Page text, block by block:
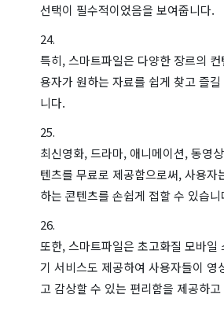
선택이 필수적이었음을 보여줍니다.
특히, 스마트파일은 다양한 장르의
용자가 원하는 자료를 쉽게 찾고 즐
니다.
최신영화, 드라마, 애니메이션, 동영
텐츠를 무료로 제공함으로써, 사용자
하는 콘텐츠를 손쉽게 접할 수 있습니
또한, 스마트파일은 초고화질 모바일
기 서비스도 제공하여 사용자들이 영
고 감상할 수 있는 편리함을 제공하